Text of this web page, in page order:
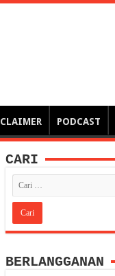
PODCAST
CARI
BERLANGGANAN